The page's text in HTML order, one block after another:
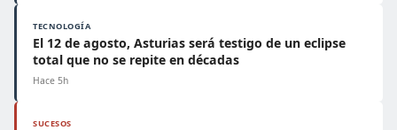
TECNOLOGÍA
El 12 de agosto, Asturias será testigo de un eclipse
total que no se repite en décadas
Hace 5h
SUCESOS